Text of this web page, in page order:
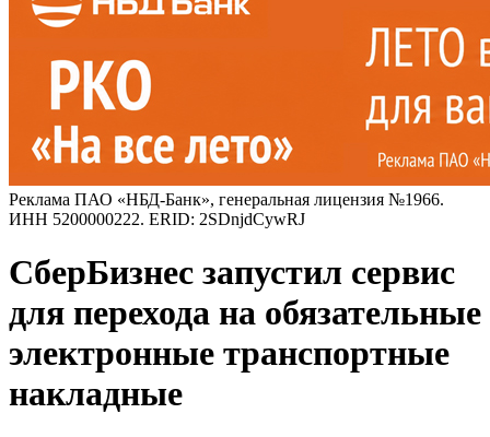
Реклама ПАО «НБД-Банк», генеральная лицензия №1966.
ИНН 5200000222. ERID: 2SDnjdCywRJ
СберБизнес запустил сервис
для перехода на обязательные
электронные транспортные
накладные